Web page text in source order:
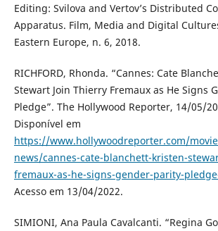
Editing: Svilova and Vertov’s Distributed
Apparatus. Film, Media and Digital
Eastern Europe, n. 6, 2018.
RICHFORD, Rhonda. “Cannes: Cate
Stewart Join Thierry Fremaux as He Signs
Pledge”. The Hollywood Reporter, 14/05/
Disponível em
https://www.hollywoodreporter.com/
news/cannes-cate-blanchett-kristen-
fremaux-as-he-signs-gender-parity-
Acesso em 13/04/2022.
SIMIONI, Ana Paula Cavalcanti. “Regina